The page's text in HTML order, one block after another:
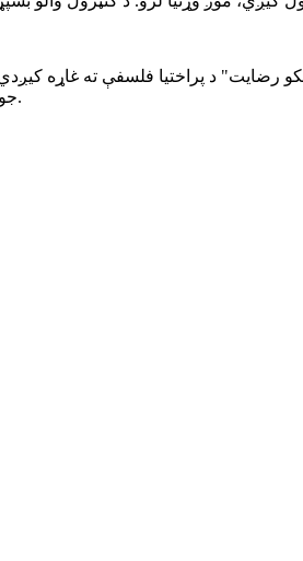
غوره محصولات او خدمتونه وړاندې کړي، او د نړۍ مخکښ MORC جوړ کړي. د والو لوازمو برانډ.